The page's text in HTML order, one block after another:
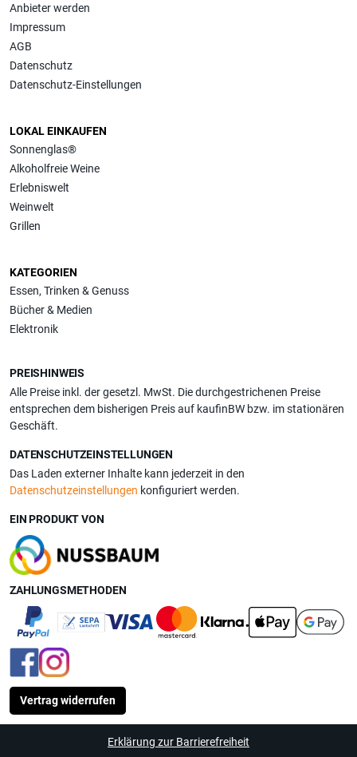
Anbieter werden
Impressum
AGB
Datenschutz
Datenschutz-Einstellungen
LOKAL EINKAUFEN
Sonnenglas®
Alkoholfreie Weine
Erlebniswelt
Weinwelt
Grillen
KATEGORIEN
Essen, Trinken & Genuss
Bücher & Medien
Elektronik
PREISHINWEIS
Alle Preise inkl. der gesetzl. MwSt. Die durchgestrichenen Preise
entsprechen dem bisherigen Preis auf kaufinBW bzw. im stationären
Geschäft.
DATENSCHUTZEINSTELLUNGEN
Das Laden externer Inhalte kann jederzeit in den
Datenschutzeinstellungen konfiguriert werden.
EIN PRODUKT VON
ZAHLUNGSMETHODEN
Vertrag widerrufen
Erklärung zur Barrierefreiheit